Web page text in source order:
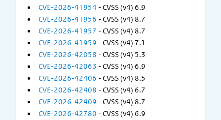
CVE-2026-41954 - CVSS (v4) 6.9
CVE-2026-41956 - CVSS (v4) 8.7
CVE-2026-41957 - CVSS (v4) 8.7
CVE-2026-41959 - CVSS (v4) 7.1
CVE-2026-42058 - CVSS (v4) 5.3
CVE-2026-42063 - CVSS (v4) 6.9
CVE-2026-42406 - CVSS (v4) 8.5
CVE-2026-42408 - CVSS (v4) 6.7
CVE-2026-42409 - CVSS (v4) 8.7
CVE-2026-42780 - CVSS (v4) 6.9